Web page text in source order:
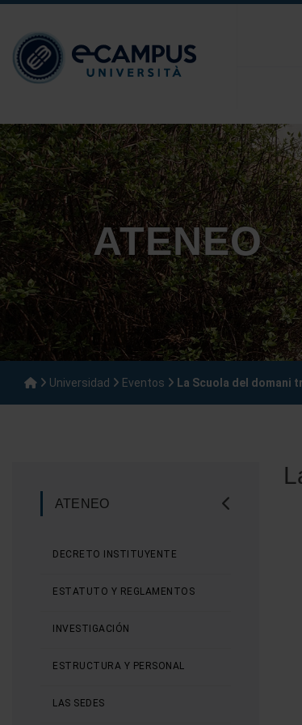
ATENEO
Universidad Eventos La Scuola del domani
ATENEO
DECRETO INSTITUYENTE
ESTATUTO Y REGLAMENTOS
INVESTIGACIÓN
ESTRUCTURA Y PERSONAL
LAS SEDES